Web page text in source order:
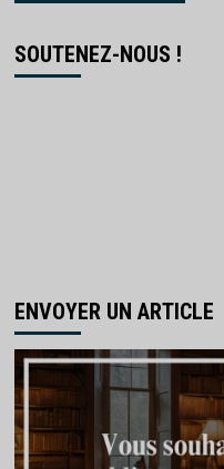
SOUTENEZ-NOUS !
ENVOYER UN ARTICLE